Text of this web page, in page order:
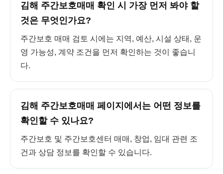
김해 주간보호매매 확인 시 가장 먼저 봐야 할
것은 무엇인가요?
주간보호 매매 검토 시에는 지역, 예산, 시설 상태, 운
영 가능성, 계약 조건을 먼저 확인하는 것이 좋습니
다.
김해 주간보호매매 페이지에서는 어떤 정보를
확인할 수 있나요?
주간보호 및 주간보호센터 매매, 창업, 임대 관련 조
건과 상담 정보를 확인할 수 있습니다.